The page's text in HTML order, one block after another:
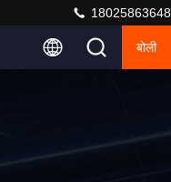
18025863648
बोली